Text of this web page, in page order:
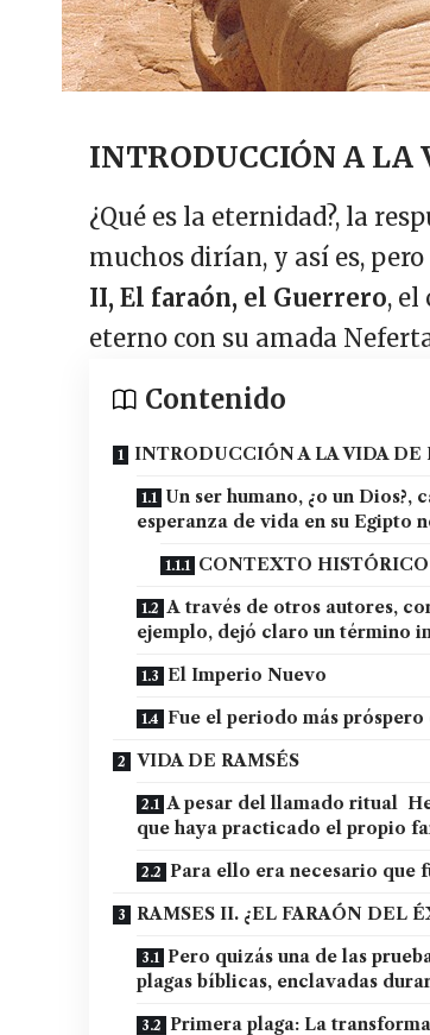
INTRODUCCIÓN A LA
¿Qué es la eternidad?, la
muchos dirían, y así es,
II, El faraón, el Guerrero, el
eterno con su amada
Contenido
INTRODUCCIÓN A LA VIDA DE
Un ser humano, ¿o un Dios?,
esperanza de vida en su Egipto
CONTEXTO HISTÓRICO
A través de otros autores,
ejemplo, dejó claro un término
El Imperio Nuevo
Fue el periodo más
VIDA DE RAMSÉS
A pesar del llamado ritual
que haya practicado el propio
Para ello era necesario que
RAMSES II. ¿EL FARAÓN DEL
Pero quizás una de las
plagas bíblicas, enclavadas
Primera plaga: La